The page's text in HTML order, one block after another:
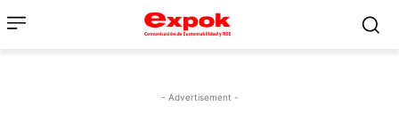
- Advertisement -